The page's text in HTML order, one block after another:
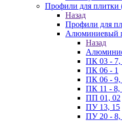
Профили для плитки
Назад
Профили для
Алюминиевый
Назад
ПК 03 - 7,
ПК 06 - 1
ПК 06 - 9,
ПК 11 - 8,
ПП 01, 02
ПУ 13, 15
ПУ 20 - 8,